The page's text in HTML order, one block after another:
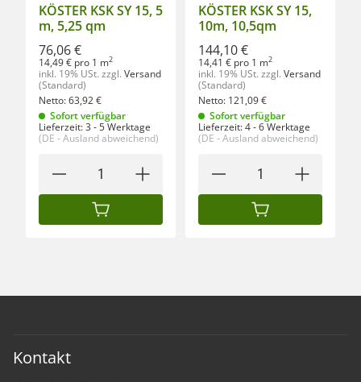
KÖSTER KSK SY 15, 5
m, 5,25 qm
76,06 €
14,49 € pro 1 m2
inkl. 19% USt. zzgl. Versand
(Standard)
Netto:63,92€
Sofort verfügbar
Lieferzeit:3 - 5 Werktage
(DE - Ausland abweichend)
IN DEN WARENKORB
KÖSTER KSK SY 15,
10m, 10,5qm
144,10 €
14,41 € pro 1 m2
inkl. 19% USt. zzgl. Versand
(Standard)
Netto: 121,09€
Sofort verfügbar
Lieferzeit:4 - 6 Werktage
(DE - Ausland abweichend)
IN DEN WARENKORB
Kontakt